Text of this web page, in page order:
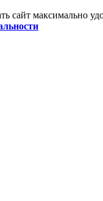
сайт максимально